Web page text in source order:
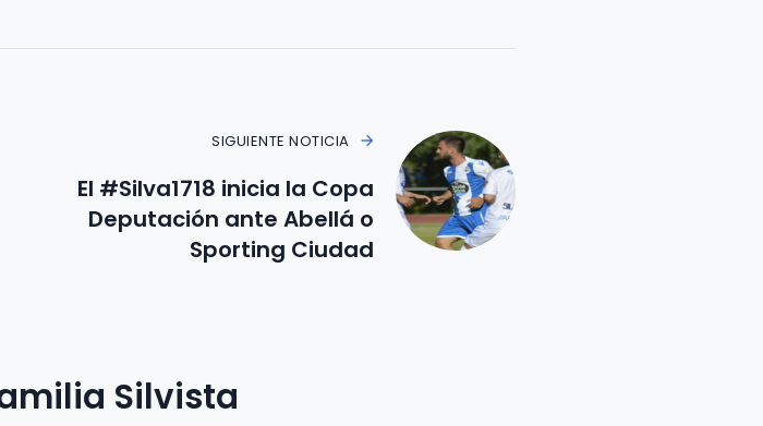
SIGUIENTE NOTICIA
El #Silva1718 inicia la Copa
Deputación ante Abellá o
Sporting Ciudad
Silvista